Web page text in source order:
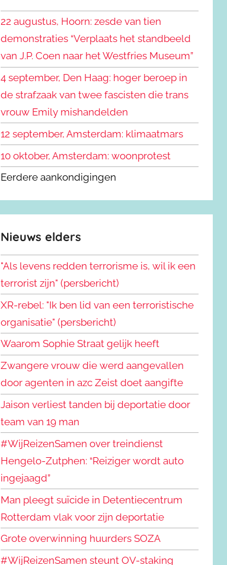
n
a
a
r
:
n
22 augustus, Hoorn: zesde van tien
demonstraties “Verplaats het standbeeld
van J.P. Coen naar het Westfries Museum”
4 september, Den Haag: hoger beroep in
de strafzaak van twee fascisten die trans
vrouw Emily mishandelden
12 september, Amsterdam: klimaatmars
10 oktober, Amsterdam: woonprotest
Eerdere aankondigingen
Nieuws elders
"Als levens redden terrorisme is, wil ik een
terrorist zijn" (persbericht)
XR-rebel: "Ik ben lid van een terroristische
organisatie" (persbericht)
Waarom Sophie Straat gelijk heeft
Zwangere vrouw die werd aangevallen
door agenten in azc Zeist doet aangifte
Jaison verliest tanden bij deportatie door
team van 19 man
#WijReizenSamen over treindienst
Hengelo-Zutphen: “Reiziger wordt auto
ingejaagd”
Man pleegt suïcide in Detentiecentrum
Rotterdam vlak voor zijn deportatie
Grote overwinning huurders SOZA
#WijReizenSamen steunt OV-staking